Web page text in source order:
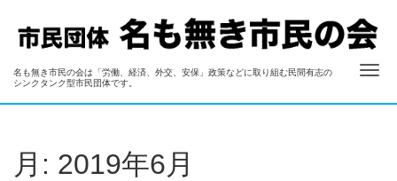
名も無き市民の会
名も無き市民の会は「労働、経済、外交、安保」政策などに取り組む民間有志の
シンクタンク型市民団体です。
ナ
月: 2019年6月